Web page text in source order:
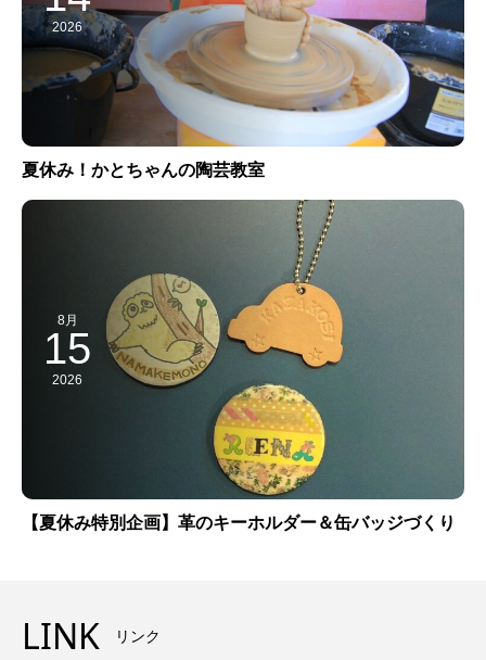
2026
夏休み！かとちゃんの陶芸教室
8月
15
2026
【夏休み特別企画】革のキーホルダー＆缶バッジづくり
LINK リンク